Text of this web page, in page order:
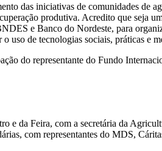
das iniciativas de comunidades de
produtiva. Acredito que seja
e Banco do Nordeste, para
uso de tecnologias sociais, práticas e
do representante do Fundo
e da Feira, com a secretária da
com representantes do MDS,